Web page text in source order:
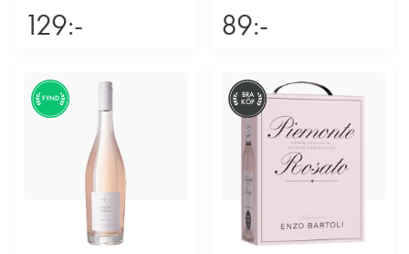
129:- 89:-
FYND
BRA
KÖP